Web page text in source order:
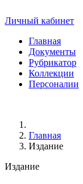
Личный кабинет
Главная
Документы
Рубрикатор
Коллекции
Персоналии
Главная
Издание
Издание